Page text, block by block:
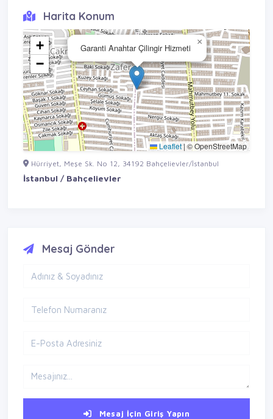
Harita Konum
Garanti Anahtar Çilingir Hizmeti
×
+
−
Leaflet| © OpenStreetMap
Hürriyet, Meşe Sk. No 12, 34192 Bahçelievler/İstanbul
İstanbul / Bahçelievler
Mesaj Gönder
Mesaj İçin Giriş Yapın